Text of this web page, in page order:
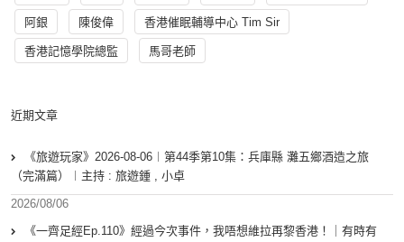
阿銀 陳俊偉 香港催眠輔導中心 Tim Sir
香港記憶學院總監 馬哥老師
近期文章
《旅遊玩家》2026-08-06︱第44季第10集：兵庫縣 灘五鄉酒造之旅
（完滿篇）︱主持 : 旅遊鍾 , 小卓
2026/08/06
《一齊足經Ep.110》經過今次事件，我唔想維拉再黎香港！｜有時有